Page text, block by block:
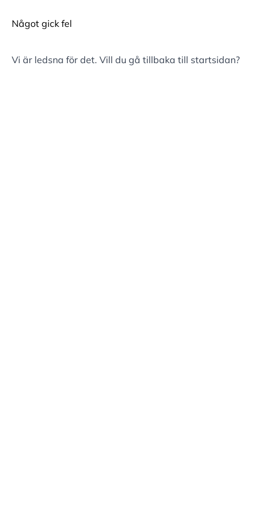
Något gick fel
Vi är ledsna för det. Vill du gå tillbaka till startsidan?